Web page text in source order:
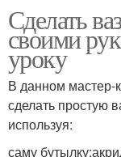
Сделать
своими
уроку
В данном мастер-
сделать простую
используя:
саму